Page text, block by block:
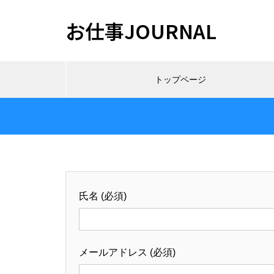
お仕事JOURNAL
トップページ
氏名 (必須)
メールアドレス (必須)